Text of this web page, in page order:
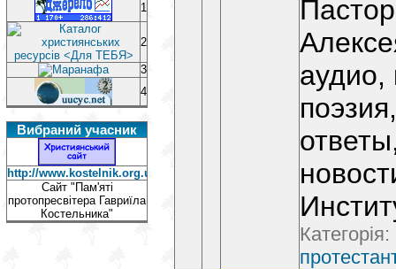
1
2
3
4
Вибраний учасник
http://www.kostelnik.org.ua
Сайт "Пам'яті
протопресвітера Гавриїла
Костельника"
аудио,
Категорія: